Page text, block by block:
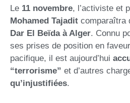
Le 11 novembre, l’activiste et
Mohamed Tajadit comparaîtra
Dar El Beïda à Alger. Connu
ses prises de position en
pacifique, il est aujourd’hui
“terrorisme” et d’autres
qu’injustifiées.